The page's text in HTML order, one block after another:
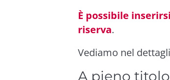
È possibile
riserva.
Vediamo nel
A pieno titolo